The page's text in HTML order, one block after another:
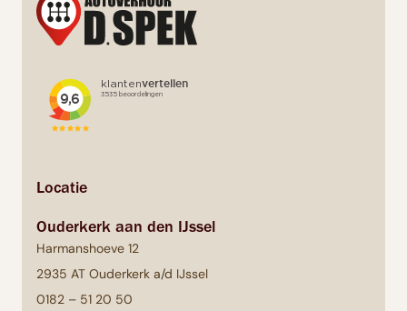
Locatie
Ouderkerk aan den IJssel
Harmanshoeve 12
2935 AT Ouderkerk a/d IJssel
0182 – 51 20 50